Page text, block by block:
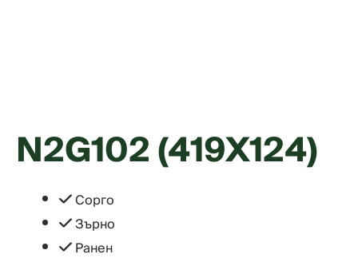
N2G102 (419X124)
Сорго
Зърно
Ранен